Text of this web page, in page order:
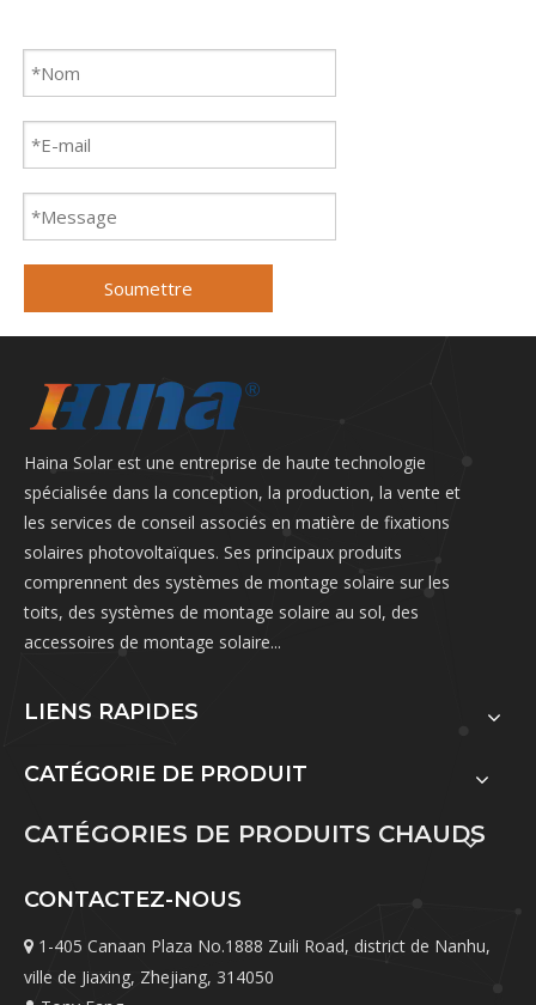
Soumettre
Haina Solar est une entreprise de haute technologie
spécialisée dans la conception, la production, la vente et
les services de conseil associés en matière de fixations
solaires photovoltaïques. Ses principaux produits
comprennent des systèmes de montage solaire sur les
toits, des systèmes de montage solaire au sol, des
accessoires de montage solaire...
LIENS RAPIDES
CATÉGORIE DE PRODUIT
CATÉGORIES DE PRODUITS CHAUDS
CONTACTEZ-NOUS
 1-405 Canaan Plaza No.1888 Zuili Road, district de Nanhu,
ville de Jiaxing, Zhejiang, 314050